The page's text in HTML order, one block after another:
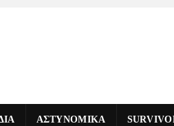
ΑΣΤΥΝΟΜΙΚΑ